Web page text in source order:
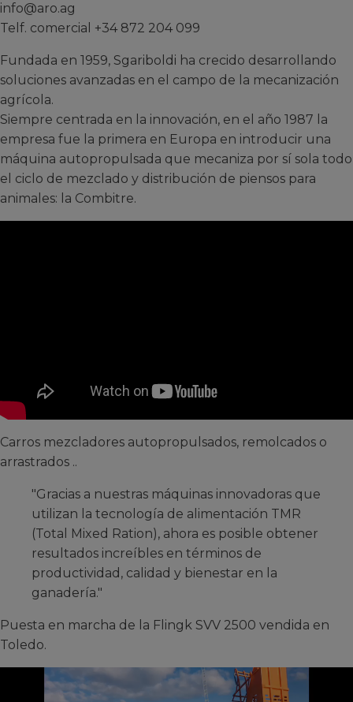
info@aro.ag
Telf. comercial +34 872 204 099
Fundada en 1959, Sgariboldi ha crecido desarrollando
soluciones avanzadas en el campo de la mecanización
agrícola.
Siempre centrada en la innovación, en el año 1987 la
empresa fue la primera en Europa en introducir una
máquina autopropulsada que mecaniza por sí sola todo
el ciclo de mezclado y distribución de piensos para
animales: la Combitre.
Carros mezcladores autopropulsados, remolcados o
arrastrados ..
"Gracias a nuestras máquinas innovadoras que
utilizan la tecnología de alimentación TMR
(Total Mixed Ration), ahora es posible obtener
resultados increíbles en términos de
productividad, calidad y bienestar en la
ganadería."
Puesta en marcha de la Flingk SVV 2500 vendida en
Toledo.